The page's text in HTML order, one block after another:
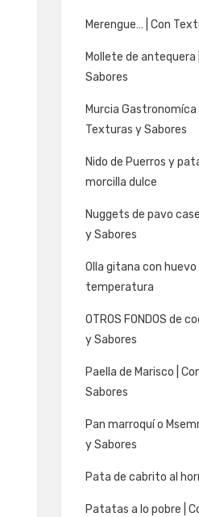
Merengue… | Con
Mollete de antequera
Sabores
Murcia Gastronomíca
Texturas y Sabores
Nido de Puerros y
morcilla dulce
Nuggets de pavo
y Sabores
Olla gitana con huevo
temperatura
OTROS FONDOS de
y Sabores
Paella de Marisco |
Sabores
Pan marroquí o
y Sabores
Pata de cabrito al
Patatas a lo pobre |